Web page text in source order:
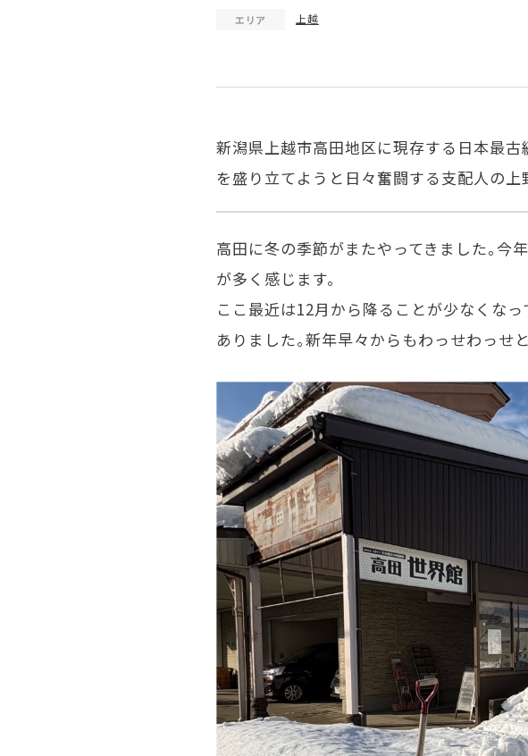
エリア 上越
新潟県上越市高田地区に現存する日本最古
を盛り立てようと日々奮闘する支配人の上
高田に冬の季節がまたやってきました。今
が多く感じます。
ここ最近は12月から降ることが少なくな
ありました。新年早々からもわっせわっせ